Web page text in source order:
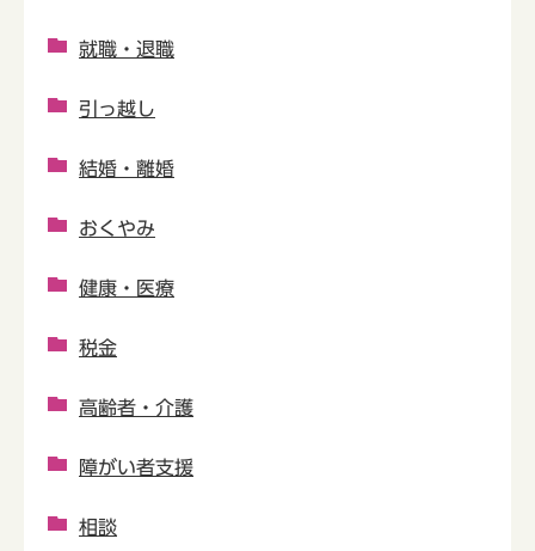
就職・退職
引っ越し
結婚・離婚
おくやみ
健康・医療
税金
高齢者・介護
障がい者支援
相談